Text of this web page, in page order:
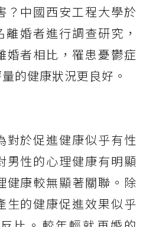
？中國西安工程大學於
婚者進行調查研究，
婚者相比，罹患憂鬱症
的健康狀況更良好。
對於促進健康似乎有性
男性的心理健康有明顯
健康較無顯著關聯。除
生的健康促進效果似乎